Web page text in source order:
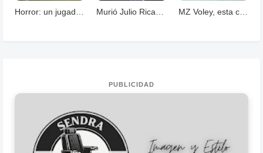
MZ Voley, esta cerrando un año con grandes logros
PUBLICIDAD